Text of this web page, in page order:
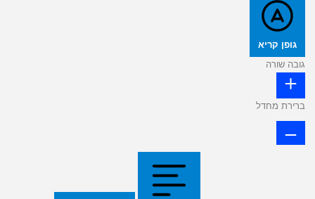
גופן קריא
גובה שורה
ברירת מחדל